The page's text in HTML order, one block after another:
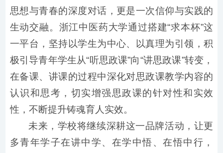
思想与青春的深度对话，更是一次信仰与实践的
生动交融。浙江中医药大学通过搭建“求本杯”这
一平台，坚持以学生为中心、以真理为引领，积
极引导青年学生从“听思政课”向“讲思政课”转变，
在备课、讲课的过程中深化对思政课教学内容的
认识和思考，切实增强思政课的针对性和实效
性，不断提升铸魂育人实效。
未来，学校将继续深耕这一品牌活动，让更
多青年学子在讲中学、在学中悟、在悟中行，